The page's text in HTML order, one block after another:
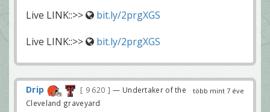
Live LINK::>>
bit.ly/2prgXGS
Live LINK::>>
bit.ly/2prgXGS
több mint 7 éve
Drip 9 620
— Undertaker of the
Cleveland graveyard